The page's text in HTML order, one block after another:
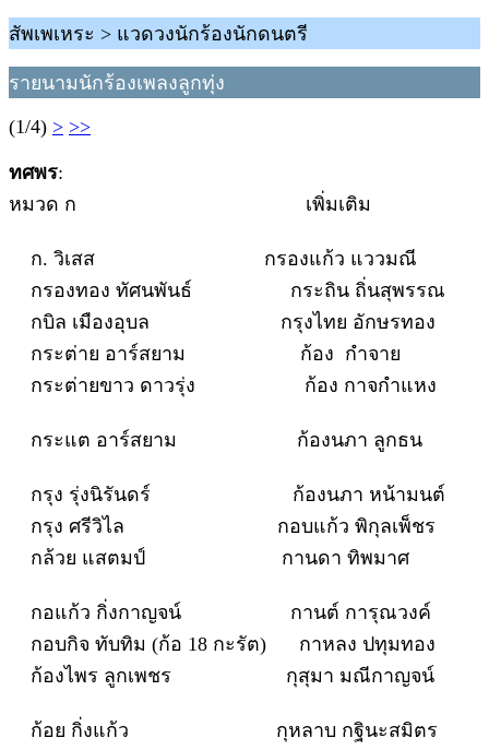
สัพเพเหระ > แวดวงนักร้องนักดนตรี
รายนามนักร้องเพลงลูกทุ่ง
(1/4) > >>
ทศพร:
หมวด ก เพิ่มเติม
ก. วิเสส กรองแก้ว แววมณี
กรองทอง ทัศนพันธ์ กระถิน ถิ่นสุพรรณ
กบิล เมืองอุบล กรุงไทย อักษรทอง
กระต่าย อาร์สยาม ก้อง กำจาย
กระต่ายขาว ดาวรุ่ง ก้อง กาจกำแหง
กระแต อาร์สยาม ก้องนภา ลูกธน
กรุง รุ่งนิรันดร์ ก้องนภา หน้ามนต์
กรุง ศรีวิไล กอบแก้ว พิกุลเพ็ชร
กล้วย แสตมป์ กานดา ทิพมาศ
กอแก้ว กิ่งกาญจน์ กานต์ การุณวงค์
กอบกิจ ทับทิม (ก้อ 18 กะรัต) กาหลง ปทุมทอง
ก้องไพร ลูกเพชร กุสุมา มณีกาญจน์
ก้อย กิ่งแก้ว กุหลาบ กฐินะสมิตร